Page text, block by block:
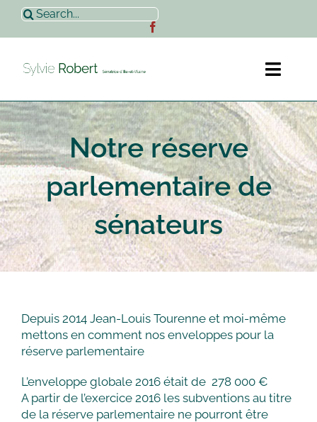
Passer
contenu
Rechercher:
Accueil
Sylvie Robert
Actualités
Contact
Notre réserve
parlementaire de
sénateurs
Depuis 2014 Jean-Louis Tourenne et moi-même
mettons en comment nos enveloppes pour la
réserve parlementaire
L’enveloppe globale 2016 était de 278 000 €
A partir de l’exercice 2016 les subventions au titre
de la réserve parlementaire ne pourront être